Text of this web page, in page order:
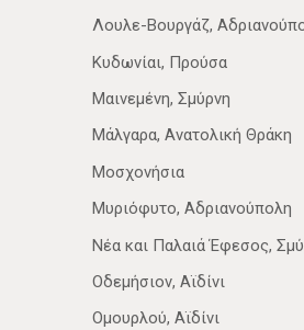
Λουλε-Βουργάζ,
Κυδωνίαι, Προύσα
Μαινεμένη, Σμύρνη
Μάλγαρα, Ανατολική Θράκη
Μοσχονήσια
Μυριόφυτο, Αδριανούπολη
Νέα­ και Παλαιά Έφεσος,
Οδεμήσιον, Αϊδίνι
Ομουρλού, Αϊδίνι